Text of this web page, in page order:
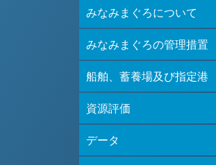
みなみまぐろについて
みなみまぐろの管理措置
船舶、蓄養場及び指定港
資源評価
データ